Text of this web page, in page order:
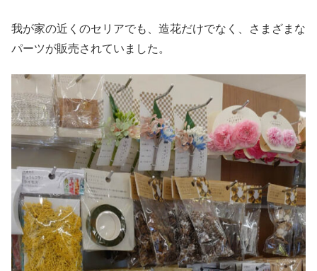
我が家の近くのセリアでも、造花だけでなく、さまざまな
パーツが販売されていました。